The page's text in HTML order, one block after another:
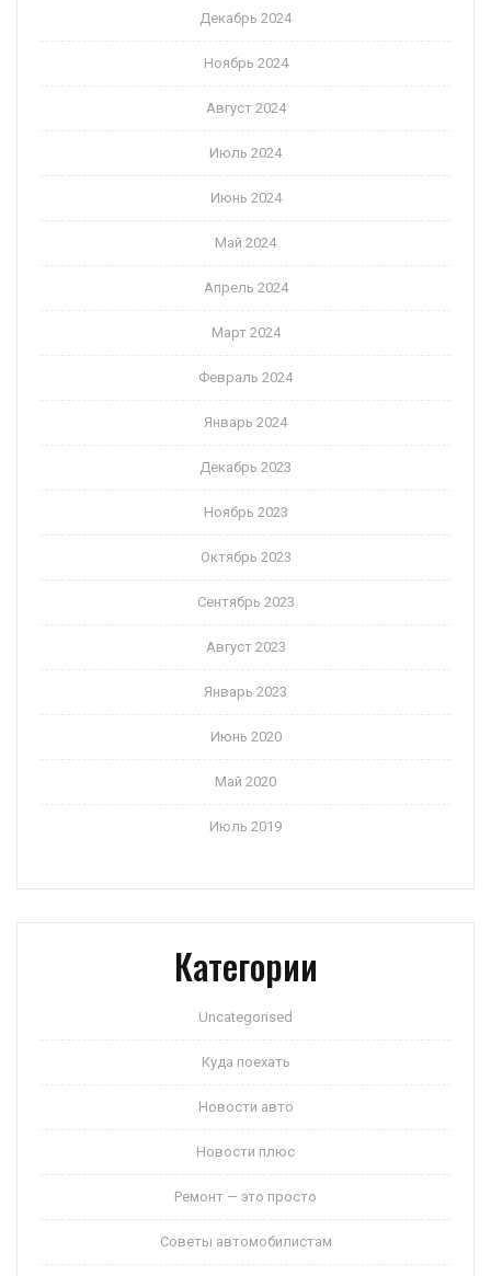
Декабрь 2024
Ноябрь 2024
Август 2024
Июль 2024
Июнь 2024
Май 2024
Апрель 2024
Март 2024
Февраль 2024
Январь 2024
Декабрь 2023
Ноябрь 2023
Октябрь 2023
Сентябрь 2023
Август 2023
Январь 2023
Июнь 2020
Май 2020
Июль 2019
Категории
Uncategorised
Куда поехать
Новости авто
Новости плюс
Ремонт — это просто
Советы автомобилистам